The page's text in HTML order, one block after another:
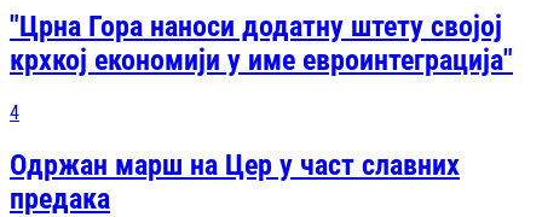
"Црна Гора наноси додатну штету својој
крхкој економији у име евроинтеграција"
4
Одржан марш на Цер у част славних
предака